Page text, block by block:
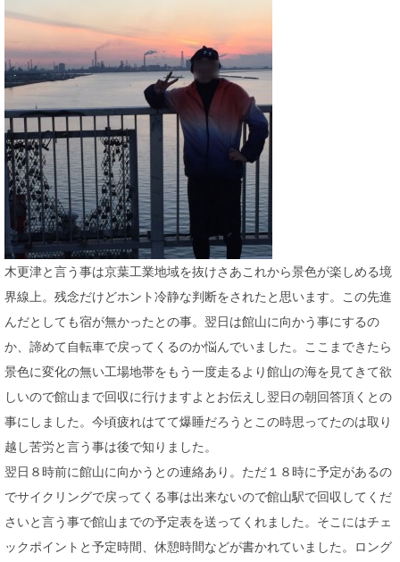
木更津と言う事は京葉工業地域を抜けさあこれから景色が楽しめる境
界線上。残念だけどホント冷静な判断をされたと思います。この先進
んだとしても宿が無かったとの事。翌日は館山に向かう事にするの
か、諦めて自転車で戻ってくるのか悩んでいました。ここまできたら
景色に変化の無い工場地帯をもう一度走るより館山の海を見てきて欲
しいので館山まで回収に行けますよとお伝えし翌日の朝回答頂くとの
事にしました。今頃疲れはてて爆睡だろうとこの時思ってたのは取り
越し苦労と言う事は後で知りました。
翌日８時前に館山に向かうとの連絡あり。ただ１８時に予定があるの
でサイクリングで戻ってくる事は出来ないので館山駅で回収してくだ
さいと言う事で館山までの予定表を送ってくれました。そこにはチェ
ックポイントと予定時間、休憩時間などが書かれていました。ロング